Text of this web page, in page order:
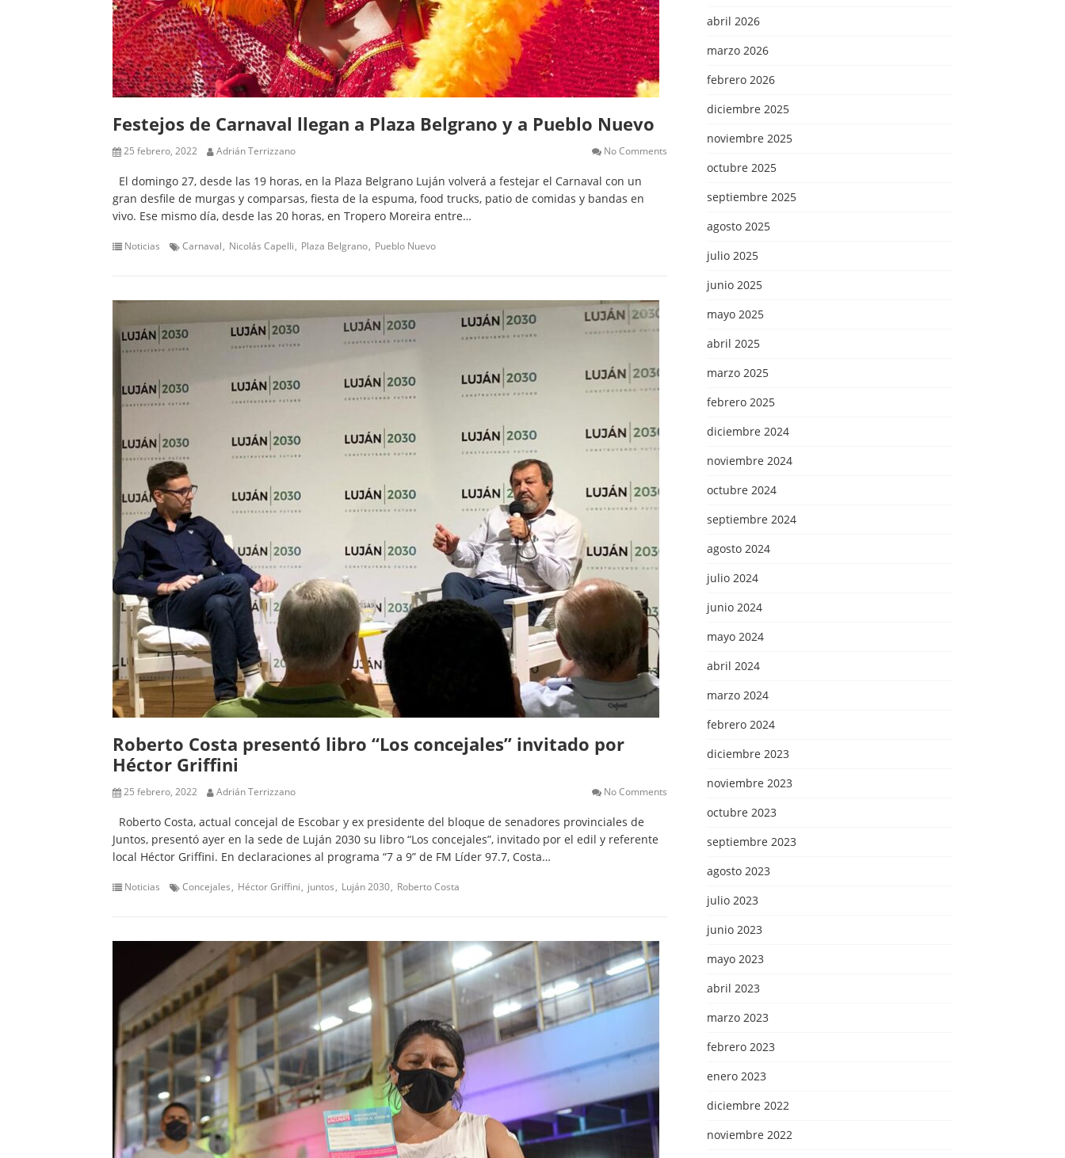
Festejos de Carnaval llegan a Plaza Belgrano y a Pueblo Nuevo
25 febrero, 2022 Adrián Terrizzano No Comments
El domingo 27, desde las 19 horas, en la Plaza Belgrano Luján volverá a festejar el Carnaval con un
gran desfile de murgas y comparsas, fiesta de la espuma, food trucks, patio de comidas y bandas en
vivo. Ese mismo día, desde las 20 horas, en Tropero Moreira entre…
Noticias Carnaval Nicolás Capelli Plaza Belgrano Pueblo Nuevo
Roberto Costa presentó libro “Los concejales” invitado por
Héctor Griffini
25 febrero, 2022 Adrián Terrizzano No Comments
Roberto Costa, actual concejal de Escobar y ex presidente del bloque de senadores provinciales de
Juntos, presentó ayer en la sede de Luján 2030 su libro “Los concejales”, invitado por el edil y referente
local Héctor Griffini. En declaraciones al programa “7 a 9” de FM Líder 97.7, Costa…
Noticias Concejales Héctor Griffini juntos Luján 2030 Roberto Costa
abril 2026
marzo 2026
febrero 2026
diciembre 2025
noviembre 2025
octubre 2025
septiembre 2025
agosto 2025
julio 2025
junio 2025
mayo 2025
abril 2025
marzo 2025
febrero 2025
diciembre 2024
noviembre 2024
octubre 2024
septiembre 2024
agosto 2024
julio 2024
junio 2024
mayo 2024
abril 2024
marzo 2024
febrero 2024
diciembre 2023
noviembre 2023
octubre 2023
septiembre 2023
agosto 2023
julio 2023
junio 2023
mayo 2023
abril 2023
marzo 2023
febrero 2023
enero 2023
diciembre 2022
noviembre 2022